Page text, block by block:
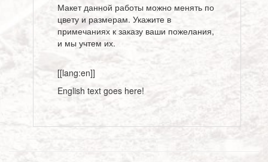
Макет данной работы можно менять по
цвету и размерам. Укажите в
примечаниях к заказу ваши пожелания,
и мы учтем их.
[[lang:en]]
English text goes here!